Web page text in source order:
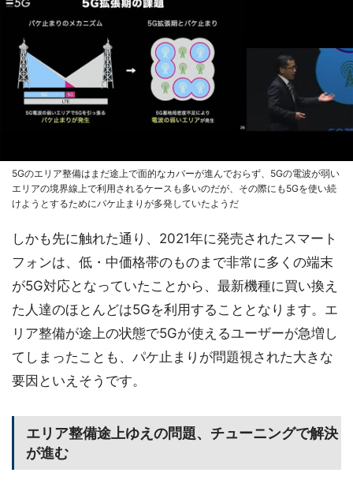
5Gのエリア整備はまだ途上で面的なカバーが進んでおらず、5Gの電波が弱い
エリアの境界線上で利用されるケースも多いのだが、その際にも5Gを使い続
けようとするためにパケ止まりが多発していたようだ
しかも先に触れた通り、2021年に発売されたスマート
フォンは、低・中価格帯のものまで非常に多くの端末
が5G対応となっていたことから、最新機種に買い換え
た人達のほとんどは5Gを利用することとなります。エ
リア整備が途上の状態で5Gが使えるユーザーが急増し
てしまったことも、パケ止まりが問題視された大きな
要因といえそうです。
エリア整備途上ゆえの問題、チューニングで解決
が進む